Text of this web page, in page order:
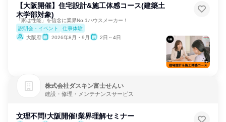
【大阪開催】住宅設計&施工体感コース(建築土
木学部対象)
「家は性能」を信念に業界No.1ハウスメーカー！
説明会・イベント
仕事体験
大阪府
2026年8月・9月 2日～4日
株式会社ダスキン富士せんい
建設・修理・メンテナンスサービス
文理不問!大阪開催!業界理解セミナー